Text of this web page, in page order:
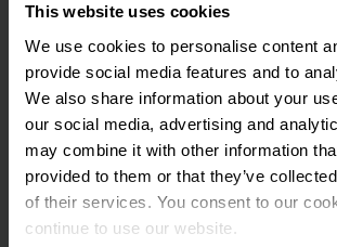
This website uses cookies
We use cookies to personalise content
provide social media features and to
We also share information about your
our social media, advertising and
may combine it with other information
provided to them or that they’ve
of their services. You consent to our
continue to use our website.
Farid sobre sistemas
A sustentabilidade é uma área de
Jungheinrich, e é por isso que a empresa
inovadoras para reduzir suas emissões. Um
um projeto piloto que permitirá ao
Service da Jungheinrich operar de forma
no futuro. Equipamentos de serviço
de rotas inteligente baseado em